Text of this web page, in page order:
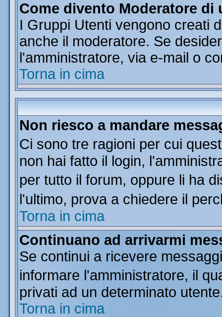
Come divento Moderatore di
I Gruppi Utenti vengono creati
anche il moderatore. Se
l'amministratore, via e-mail o
Torna in cima
Non riesco a mandare
Ci sono tre ragioni per cui
non hai fatto il login,
per tutto il forum, oppure li ha
l'ultimo, prova a chiedere il
Torna in cima
Continuano ad arrivarmi
Se continui a ricevere
informare l'amministratore, il
privati ad un determinato
Torna in cima